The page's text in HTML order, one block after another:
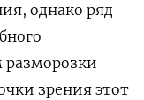
однако ряд
разморозки
зрения ‌этот